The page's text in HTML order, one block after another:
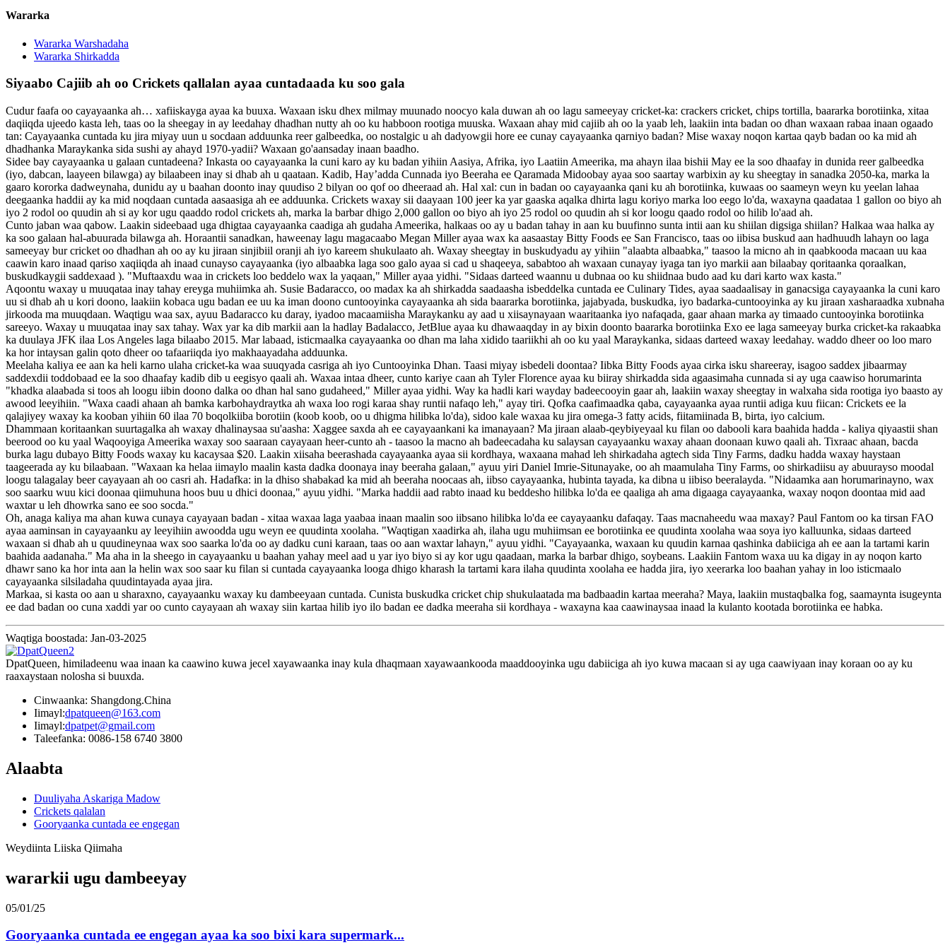
Wararka
Wararka Warshadaha
Wararka Shirkadda
Siyaabo Cajiib ah oo Crickets qallalan ayaa cuntadaada ku soo gala
Cudur faafa oo cayayaanka ah… xafiiskayga ayaa ka buuxa. Waxaan isku dhex milmay muunado noocyo kala duwan ah oo lagu sameeyay cricket-ka: crackers cricket, chips tortilla, baararka borotiinka, xitaa
daqiiqda ujeedo kasta leh, taas oo la sheegay in ay leedahay dhadhan nutty ah oo ku habboon rootiga muuska. Waxaan ahay mid cajiib ah oo la yaab leh, laakiin inta badan oo dhan waxaan rabaa inaan ogaado
tan: Cayayaanka cuntada ku jira miyay uun u socdaan adduunka reer galbeedka, oo nostalgic u ah dadyowgii hore ee cunay cayayaanka qarniyo badan? Mise waxay noqon kartaa qayb badan oo ka mid ah
dhadhanka Maraykanka sida sushi ay ahayd 1970-yadii? Waxaan go'aansaday inaan baadho.
Sidee bay cayayaanka u galaan cuntadeena? Inkasta oo cayayaanka la cuni karo ay ku badan yihiin Aasiya, Afrika, iyo Laatiin Ameerika, ma ahayn ilaa bishii May ee la soo dhaafay in dunida reer galbeedka
(iyo, dabcan, laayeen bilawga) ay bilaabeen inay si dhab ah u qaataan. Kadib, Hay’adda Cunnada iyo Beeraha ee Qaramada Midoobay ayaa soo saartay warbixin ay ku sheegtay in sanadka 2050-ka, marka la
gaaro kororka dadweynaha, dunidu ay u baahan doonto inay quudiso 2 bilyan oo qof oo dheeraad ah. Hal xal: cun in badan oo cayayaanka qani ku ah borotiinka, kuwaas oo saameyn weyn ku yeelan lahaa
deegaanka haddii ay ka mid noqdaan cuntada aasaasiga ah ee adduunka. Crickets waxay sii daayaan 100 jeer ka yar gaaska aqalka dhirta lagu koriyo marka loo eego lo'da, waxayna qaadataa 1 gallon oo biyo ah
iyo 2 rodol oo quudin ah si ay kor ugu qaaddo rodol crickets ah, marka la barbar dhigo 2,000 gallon oo biyo ah iyo 25 rodol oo quudin ah si kor loogu qaado rodol oo hilib lo'aad ah.
Cunto jaban waa qabow. Laakin sideebaad uga dhigtaa cayayaanka caadiga ah gudaha Ameerika, halkaas oo ay u badan tahay in aan ku buufinno sunta intii aan ku shiilan digsiga shiilan? Halkaa waa halka ay
ka soo galaan hal-abuurada bilawga ah. Horaantii sanadkan, haweenay lagu magacaabo Megan Miller ayaa wax ka aasaastay Bitty Foods ee San Francisco, taas oo iibisa buskud aan hadhuudh lahayn oo laga
sameeyay bur cricket oo dhadhan ah oo ay ku jiraan sinjibiil oranji ah iyo kareem shukulaato ah. Waxay sheegtay in buskudyadu ay yihiin "alaabta albaabka," taasoo la micno ah in qaabkooda macaan uu kaa
caawin karo inaad qariso xaqiiqda ah inaad cunayso cayayaanka (iyo albaabka laga soo galo ayaa si cad u shaqeeya, sababtoo ah waxaan cunayay iyaga tan iyo markii aan bilaabay qoritaanka qoraalkan,
buskudkaygii saddexaad ). "Muftaaxdu waa in crickets loo beddelo wax la yaqaan," Miller ayaa yidhi. "Sidaas darteed waannu u dubnaa oo ku shiidnaa budo aad ku dari karto wax kasta."
Aqoontu waxay u muuqataa inay tahay ereyga muhiimka ah. Susie Badaracco, oo madax ka ah shirkadda saadaasha isbeddelka cuntada ee Culinary Tides, ayaa saadaalisay in ganacsiga cayayaanka la cuni karo
uu si dhab ah u kori doono, laakiin kobaca ugu badan ee uu ka iman doono cuntooyinka cayayaanka ah sida baararka borotiinka, jajabyada, buskudka, iyo badarka-cuntooyinka ay ku jiraan xasharaadka xubnaha
jirkooda ma muuqdaan. Waqtigu waa sax, ayuu Badaracco ku daray, iyadoo macaamiisha Maraykanku ay aad u xiisaynayaan waaritaanka iyo nafaqada, gaar ahaan marka ay timaado cuntooyinka borotiinka
sareeyo. Waxay u muuqataa inay sax tahay. Wax yar ka dib markii aan la hadlay Badalacco, JetBlue ayaa ku dhawaaqday in ay bixin doonto baararka borotiinka Exo ee laga sameeyay burka cricket-ka rakaabka
ka duulaya JFK ilaa Los Angeles laga bilaabo 2015. Mar labaad, isticmaalka cayayaanka oo dhan ma laha xidido taariikhi ah oo ku yaal Maraykanka, sidaas darteed waxay leedahay. waddo dheer oo loo maro
ka hor intaysan galin qoto dheer oo tafaariiqda iyo makhaayadaha adduunka.
Meelaha kaliya ee aan ka heli karno ulaha cricket-ka waa suuqyada casriga ah iyo Cuntooyinka Dhan. Taasi miyay isbedeli doontaa? Iibka Bitty Foods ayaa cirka isku shareeray, isagoo saddex jibaarmay
saddexdii toddobaad ee la soo dhaafay kadib dib u eegisyo qaali ah. Waxaa intaa dheer, cunto kariye caan ah Tyler Florence ayaa ku biiray shirkadda sida agaasimaha cunnada si ay uga caawiso horumarinta
"khadka alaabada si toos ah loogu iibin doono dalka oo dhan hal sano gudaheed," Miller ayaa yidhi. Way ka hadli kari wayday badeecooyin gaar ah, laakiin waxay sheegtay in walxaha sida rootiga iyo baasto ay
awood leeyihiin. "Waxa caadi ahaan ah bamka karbohaydraytka ah waxa loo rogi karaa shay runtii nafaqo leh," ayay tiri. Qofka caafimaadka qaba, cayayaanka ayaa runtii adiga kuu fiican: Crickets ee la
qalajiyey waxay ka kooban yihiin 60 ilaa 70 boqolkiiba borotiin (koob koob, oo u dhigma hilibka lo'da), sidoo kale waxaa ku jira omega-3 fatty acids, fiitamiinada B, birta, iyo calcium.
Dhammaan koritaankan suurtagalka ah waxay dhalinaysaa su'aasha: Xaggee saxda ah ee cayayaankani ka imanayaan? Ma jiraan alaab-qeybiyeyaal ku filan oo dabooli kara baahida hadda - kaliya qiyaastii shan
beerood oo ku yaal Waqooyiga Ameerika waxay soo saaraan cayayaan heer-cunto ah - taasoo la macno ah badeecadaha ku salaysan cayayaanku waxay ahaan doonaan kuwo qaali ah. Tixraac ahaan, bacda
burka lagu dubayo Bitty Foods waxay ku kacaysaa $20. Laakin xiisaha beerashada cayayaanka ayaa sii kordhaya, waxaana mahad leh shirkadaha agtech sida Tiny Farms, dadku hadda waxay haystaan ​​
taageerada ay ku bilaabaan. "Waxaan ka helaa iimaylo maalin kasta dadka doonaya inay beeraha galaan," ayuu yiri Daniel Imrie-Situnayake, oo ah maamulaha Tiny Farms, oo shirkadiisu ay abuurayso moodal
loogu talagalay beer cayayaan ah oo casri ah. Hadafka: in la dhiso shabakad ka mid ah beeraha noocaas ah, iibso cayayaanka, hubinta tayada, ka dibna u iibiso beeralayda. "Nidaamka aan horumarinayno, wax
soo saarku wuu kici doonaa qiimuhuna hoos buu u dhici doonaa," ayuu yidhi. "Marka haddii aad rabto inaad ku beddesho hilibka lo'da ee qaaliga ah ama digaaga cayayaanka, waxay noqon doontaa mid aad
waxtar u leh dhowrka sano ee soo socda."
Oh, anaga kaliya ma ahan kuwa cunaya cayayaan badan - xitaa waxaa laga yaabaa inaan maalin soo iibsano hilibka lo'da ee cayayaanku dafaqay. Taas macnaheedu waa maxay? Paul Fantom oo ka tirsan FAO
ayaa aaminsan in cayayaanku ay leeyihiin awoodda ugu weyn ee quudinta xoolaha. "Waqtigan xaadirka ah, ilaha ugu muhiimsan ee borotiinka ee quudinta xoolaha waa soya iyo kalluunka, sidaas darteed
waxaan si dhab ah u quudineynaa wax soo saarka lo'da oo ay dadku cuni karaan, taas oo aan waxtar lahayn," ayuu yidhi. "Cayayaanka, waxaan ku quudin karnaa qashinka dabiiciga ah ee aan la tartami karin
baahida aadanaha." Ma aha in la sheego in cayayaanku u baahan yahay meel aad u yar iyo biyo si ay kor ugu qaadaan, marka la barbar dhigo, soybeans. Laakiin Fantom waxa uu ka digay in ay noqon karto
dhawr sano ka hor inta aan la helin wax soo saar ku filan si cuntada cayayaanka looga dhigo kharash la tartami kara ilaha quudinta xoolaha ee hadda jira, iyo xeerarka loo baahan yahay in loo isticmaalo
cayayaanka silsiladaha quudintayada ayaa jira.
Markaa, si kasta oo aan u sharaxno, cayayaanku waxay ku dambeeyaan cuntada. Cunista buskudka cricket chip shukulaatada ma badbaadin kartaa meeraha? Maya, laakiin mustaqbalka fog, saamaynta isugeynta
ee dad badan oo cuna xaddi yar oo cunto cayayaan ah waxay siin kartaa hilib iyo ilo badan ee dadka meeraha sii kordhaya - waxayna kaa caawinaysaa inaad la kulanto kootada borotiinka ee habka.
Waqtiga boostada: Jan-03-2025
DpatQueen, himiladeenu waa inaan ka caawino kuwa jecel xayawaanka inay kula dhaqmaan xayawaankooda maaddooyinka ugu dabiiciga ah iyo kuwa macaan si ay uga caawiyaan inay koraan oo ay ku
raaxaystaan ​​nolosha si buuxda.
Cinwaanka: Shangdong.China
Iimayl:dpatqueen@163.com
Iimayl:dpatpet@gmail.com
Taleefanka: 0086-158 6740 3800
Alaabta
Duuliyaha Askariga Madow
Crickets qalalan
Gooryaanka cuntada ee engegan
Weydiinta Liiska Qiimaha
wararkii ugu dambeeyay
05/01/25
Gooryaanka cuntada ee engegan ayaa ka soo bixi kara supermark...